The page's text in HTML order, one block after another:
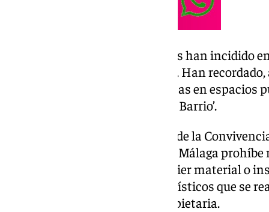
Tanto Barrionuevo como Cantos han incidido
entre vandalismo y arte urbano. Han
impulsa intervenciones artísticas en espacios
‘Málaga Más Bella’ o ‘Color en el Barrio’.
La Ordenanza para la Garantía de la
Espacio Urbano en la ciudad de Málaga
escritos o grafismos con cualquier material o
superficie, salvo los murales artísticos que se
Consistorio o de la persona propietaria.